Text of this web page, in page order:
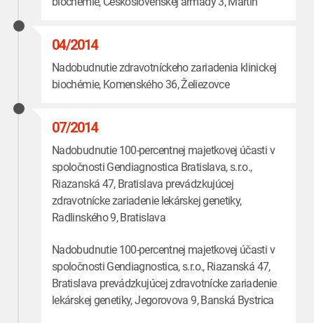
04/2014
Nadobudnutie zdravotníckeho zariadenia klinickej
biochémie, Komenského 36, Želiezovce
07/2014
Nadobudnutie 100-percentnej majetkovej účasti v
spoločnosti Gendiagnostica Bratislava, s.r.o.,
Riazanská 47, Bratislava prevádzkujúcej
zdravotnícke zariadenie lekárskej genetiky,
Radlinského 9, Bratislava
Nadobudnutie 100-percentnej majetkovej účasti v
spoločnosti Gendiagnostica, s.r.o., Riazanská 47,
Bratislava prevádzkujúcej zdravotnícke zariadenie
lekárskej genetiky, Jegorovova 9, Banská Bystrica